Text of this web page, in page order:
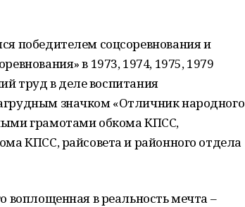
победителем соцсоревнования и
в 1973, 1974, 1975, 1979
труд в деле воспитания
значком «Отличник народного
грамотами обкома КПСС,
КПСС, райсовета и районного отдела
воплощенная в реальность мечта –